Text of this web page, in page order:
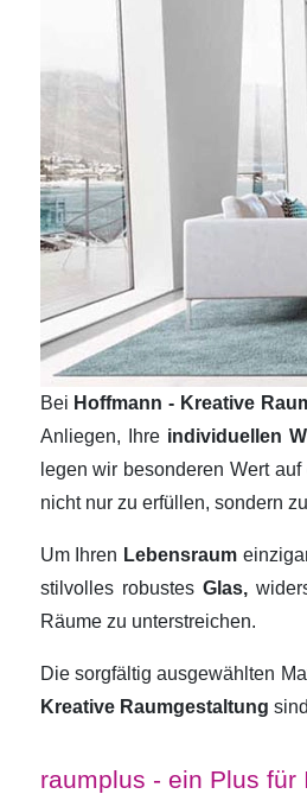
Bei Hoffmann - Kreative
Anliegen, Ihre individuellen
legen wir besonderen Wert
nicht nur zu erfüllen, sondern
Um Ihren Lebensraum
stilvolles robustes Glas,
Räume zu unterstreichen.
Die sorgfältig ausgewählten
Kreative Raumgestaltung
raumplus - ein Plus für